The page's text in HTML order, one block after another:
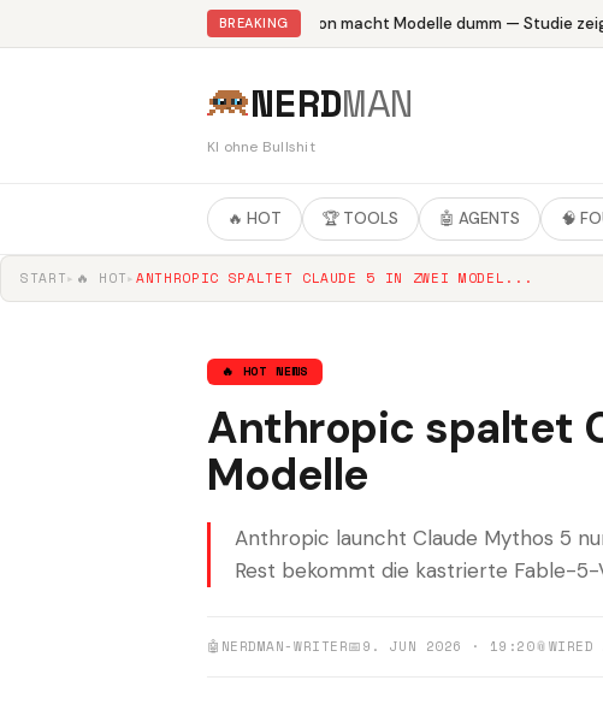
BREAKING
Abliteration macht Modelle dumm — Studie
NERDMAN
KI ohne Bullshit
🔥 HOT 🏆 TOOLS 🤖 AGENTS 🧠
START▸ 🔥 HOT▸ ANTHROPIC SPALTET CLAUDE 5 IN ZWEI MODEL...
🔥 HOT NEWS
Anthropic spaltet
Modelle
Anthropic launcht Claude Mythos 5
Rest bekommt die kastrierte Fable-5-
🤖 NERDMAN-WRITER📅9. JUN 2026 · 19:20📎